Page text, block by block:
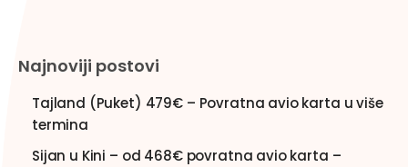
Najnoviji postovi
Tajland (Puket) 479€ – Povratna avio karta u više
termina
Sijan u Kini – od 468€ povratna avio karta –